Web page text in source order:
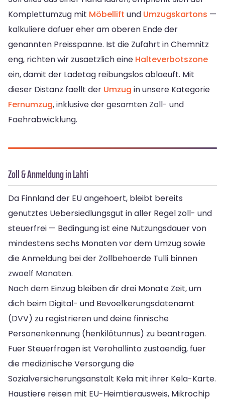
Komplettumzug mit Möbellift und Umzugskartons —
kalkuliere dafuer eher am oberen Ende der
genannten Preisspanne. Ist die Zufahrt in Chemnitz
eng, richten wir zusaetzlich eine Halteverbotszone
ein, damit der Ladetag reibungslos ablaeuft. Mit
dieser Distanz faellt der Umzug in unsere Kategorie
Fernumzug, inklusive der gesamten Zoll- und
Faehrabwicklung.
Zoll & Anmeldung in Lahti
Da Finnland der EU angehoert, bleibt bereits
genutztes Uebersiedlungsgut in aller Regel zoll- und
steuerfrei — Bedingung ist eine Nutzungsdauer von
mindestens sechs Monaten vor dem Umzug sowie
die Anmeldung bei der Zollbehoerde Tulli binnen
zwoelf Monaten.
Nach dem Einzug bleiben dir drei Monate Zeit, um
dich beim Digital- und Bevoelkerungsdatenamt
(DVV) zu registrieren und deine finnische
Personenkennung (henkilötunnus) zu beantragen.
Fuer Steuerfragen ist Verohallinto zustaendig, fuer
die medizinische Versorgung die
Sozialversicherungsanstalt Kela mit ihrer Kela-Karte.
Haustiere reisen mit EU-Heimtierausweis, Mikrochip